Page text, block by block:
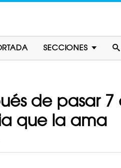
SECCIONES
de pasar
que la ama